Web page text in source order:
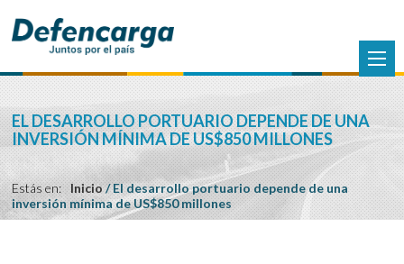
EL DESARROLLO PORTUARIO DEPENDE DE UNA
INVERSIÓN MÍNIMA DE US$850 MILLONES
Estás en: Inicio/El desarrollo portuario depende de una
inversión mínima de US$850 millones